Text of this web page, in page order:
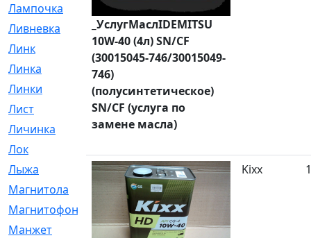
Лампочка
[209]
Ливневка
[66]
Линк
[3]
Линка
Линки
[913]
Лист
[144]
Личинка
[3]
Лок
Лыжа
[23]
Магнитола
[11]
Магнитофон
[1]
Манжет
[194]
_УслугМаслIDEMITSU
10W-40 (4л) SN/CF
(30015045-746/30015049-
746)
(полусинтетическое)
SN/CF (услуга по
замене масла)
Kixx 1